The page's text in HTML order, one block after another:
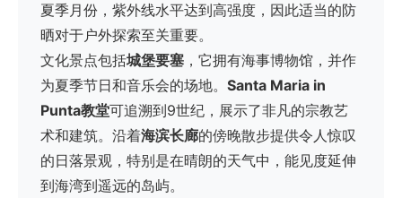
夏季月份，紫外线水平达到高强度，因此适当的防
晒对于户外探索至关重要。
文化景点包括城堡要塞 ，它拥有海事博物馆，并作
为夏季节日和音乐会的场地。 Santa Maria in
Punta教堂可追溯到9世纪，展示了非凡的宗教艺
术和建筑。沿着海滨长廊的傍晚散步提供令人惊叹
的日落景观，特别是在晴朗的天气中，能见度延伸
到海湾到遥远的岛屿。